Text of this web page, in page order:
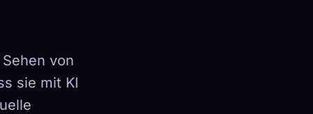
von
sie mit KI